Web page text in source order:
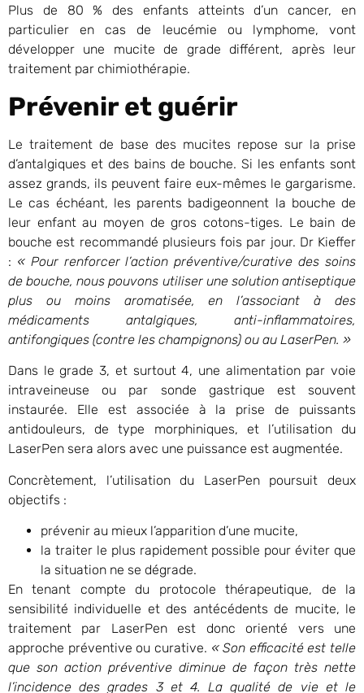
Plus de 80 % des enfants atteints d’un cancer, en
particulier en cas de leucémie ou lymphome, vont
développer une mucite de grade différent, après leur
traitement par chimiothérapie.
Prévenir et guérir
Le traitement de base des mucites repose sur la prise
d’antalgiques et des bains de bouche. Si les enfants sont
assez grands, ils peuvent faire eux-mêmes le gargarisme.
Le cas échéant, les parents badigeonnent la bouche de
leur enfant au moyen de gros cotons-tiges. Le bain de
bouche est recommandé plusieurs fois par jour. Dr Kieffer
: « Pour renforcer l’action préventive/curative des soins
de bouche, nous pouvons utiliser une solution antiseptique
plus ou moins aromatisée, en l’associant à des
médicaments antalgiques, anti-inflammatoires,
antifongiques (contre les champignons) ou au LaserPen. »
Dans le grade 3, et surtout 4, une alimentation par voie
intraveineuse ou par sonde gastrique est souvent
instaurée. Elle est associée à la prise de puissants
antidouleurs, de type morphiniques, et l’utilisation du
LaserPen sera alors avec une puissance est augmentée.
Concrètement, l’utilisation du LaserPen poursuit deux
objectifs :
prévenir au mieux l’apparition d’une mucite,
la traiter le plus rapidement possible pour éviter que
la situation ne se dégrade.
En tenant compte du protocole thérapeutique, de la
sensibilité individuelle et des antécédents de mucite, le
traitement par LaserPen est donc orienté vers une
approche préventive ou curative. « Son efficacité est telle
que son action préventive diminue de façon très nette
l’incidence des grades 3 et 4. La qualité de vie et le